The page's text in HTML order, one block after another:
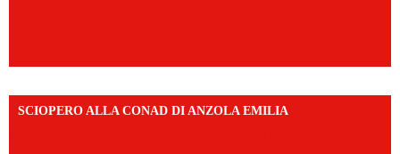
SCIOPERO ALLA CONAD DI ANZOLA EMILIA